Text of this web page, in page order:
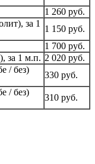
1 260 руб.
за 1
1 150 руб.
1 700 руб.
за 1 м.п. 2 020 руб.
/ без)
330 руб.
/ без)
310 руб.